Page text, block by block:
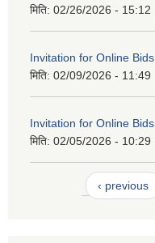
मिति: 02/26/2026 - 15:12
Invitation for Online Bids
मिति: 02/09/2026 - 11:49
Invitation for Online Bids
मिति: 02/05/2026 - 10:29
‹ previous